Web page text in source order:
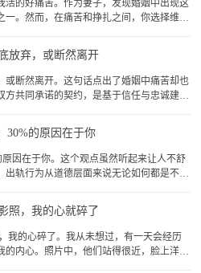
活的好痛苦。作为妻子，发现婚姻中出现这
一。然而，在痛苦和挣扎之间，你选择维持
被尊重，但同时也应该审视自己的内心：这
放弃，或断然离开
或断然离开。这句话点出了婚姻中痛苦却也
方共同承诺的契约，是基于信任与忠诚建立
时可能只会加剧痛苦，而果断地做出选择才
30%的原因在于你
因在于你。这个观点虽然听起来让人不舒
出轨行为从道德层面来说无论如何都是不可
种双向关系，它的稳定和幸福需要双方共同
照，我的心就碎了
我的心碎了。我从未想过，有一天会经历
的内心。照片中，他们站得很近，脸上洋溢